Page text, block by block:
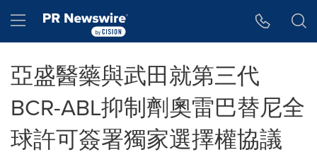
Hamburger menu
亞盛醫藥與武田就第三代
BCR-ABL抑制劑奧雷巴替尼全
球許可簽署獨家選擇權協議